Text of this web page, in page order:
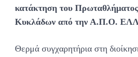
κατάκτηση του
Κυκλάδων από την Α.Π.Ο.
Θερμά συγχαρητήρια στη